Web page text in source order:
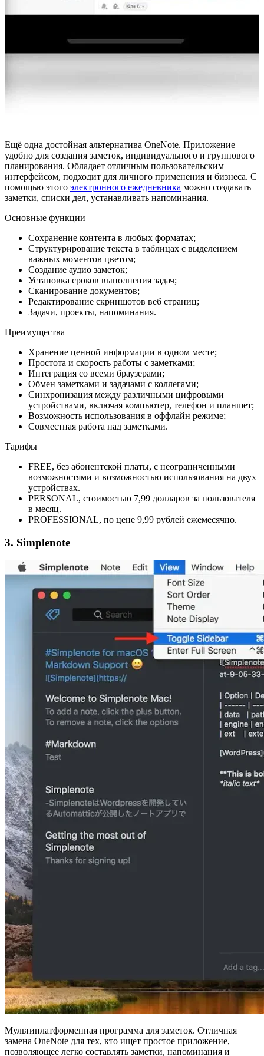
Ещё одна достойная альтернатива OneNote. Приложение
удобно для создания заметок, индивидуального и группового
планирования. Обладает отличным пользовательским
интерфейсом, подходит для личного применения и бизнеса. С
помощью этого электронного ежедневника можно создавать
заметки, списки дел, устанавливать напоминания.
Основные функции
Сохранение контента в любых форматах;
Структурирование текста в таблицах с выделением
важных моментов цветом;
Создание аудио заметок;
Установка сроков выполнения задач;
Сканирование документов;
Редактирование скриншотов веб страниц;
Задачи, проекты, напоминания.
Преимущества
Хранение ценной информации в одном месте;
Простота и скорость работы с заметками;
Интеграция со всеми браузерами;
Обмен заметками и задачами с коллегами;
Синхронизация между различными цифровыми
устройствами, включая компьютер, телефон и планшет;
Возможность использования в оффлайн режиме;
Совместная работа над заметками.
Тарифы
FREE, без абонентской платы, с неограниченными
возможностями и возможностью использования на двух
устройствах.
PERSONAL, стоимостью 7,99 долларов за пользователя
в месяц.
PROFESSIONAL, по цене 9,99 рублей ежемесячно.
3. Simplenote
Мультиплатформенная программа для заметок. Отличная
замена OneNote для тех, кто ищет простое приложение,
позволяющее легко составлять заметки, напоминания и